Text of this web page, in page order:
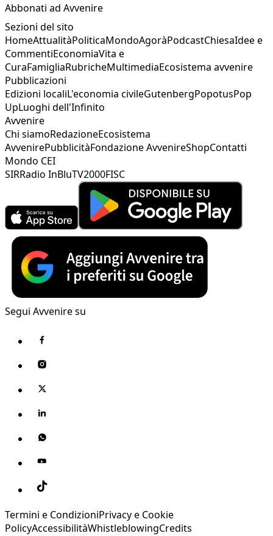
Abbonati ad Avvenire
Sezioni del sito
HomeAttualitàPoliticaMondoAgoràPodcastChiesaIdee e
CommentiEconomiaVita e
CuraFamigliaRubricheMultimediaEcosistema avvenire
Pubblicazioni
Edizioni localiL'economia civileGutenbergPopotusPop
UpLuoghi dell'Infinito
Avvenire
Chi siamoRedazioneEcosistema
AvvenirePubblicitàFondazione AvvenireShopContatti
Mondo CEI
SIRRadio InBluTV2000FISC
Segui Avvenire su
Termini e CondizioniPrivacy e Cookie
PolicyAccessibilitàWhistleblowingCredits